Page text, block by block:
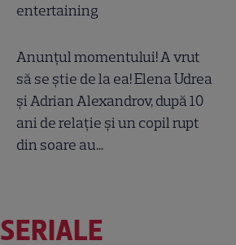
entertaining
Anunțul momentului! A vrut
să se știe de la ea! Elena Udrea
și Adrian Alexandrov, după 10
ani de relație și un copil rupt
din soare au...
SERIALE